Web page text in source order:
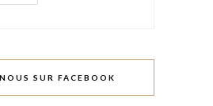
SUR FACEBOOK